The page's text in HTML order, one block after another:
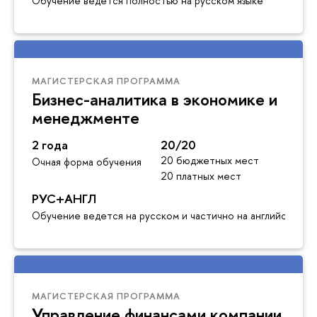
МАГИСТЕРСКАЯ ПРОГРАММА
Бизнес-аналитика в экономике и
менеджменте
2 года
Очная форма обучения
20/20
20 бюджетных мест
20 платных мест
РУС+АНГЛ
Обучение ведется на русском и частично на английском
МАГИСТЕРСКАЯ ПРОГРАММА